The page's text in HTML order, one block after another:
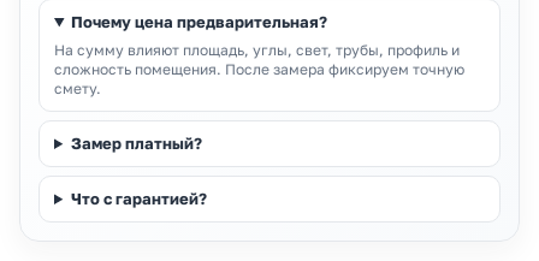
Почему цена предварительная?
На сумму влияют площадь, углы, свет, трубы, профиль и
сложность помещения. После замера фиксируем точную
смету.
Замер платный?
Что с гарантией?